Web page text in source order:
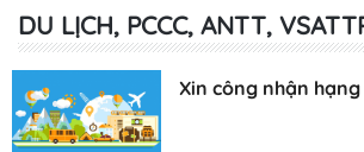
DU LỊCH, PCCC, ANTT,
Xin công nhận